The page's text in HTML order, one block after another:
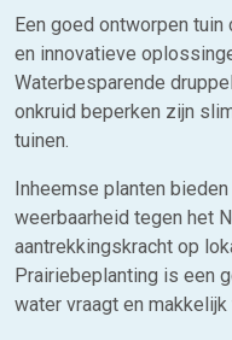
Een goed ontworpen
en innovatieve
Waterbesparende
onkruid beperken zijn
tuinen.
Inheemse planten
weerbaarheid tegen het
aantrekkingskracht op
Prairiebeplanting is een
water vraagt en